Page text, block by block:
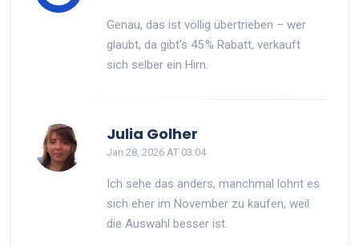
Genau, das ist völlig übertrieben – wer
glaubt, da gibt's 45 % Rabatt, verkauft
sich selber ein Hirn.
Julia Golher
Jan 28, 2026 AT 03:04
Ich sehe das anders, manchmal lohnt es
sich eher im November zu kaufen, weil
die Auswahl besser ist.